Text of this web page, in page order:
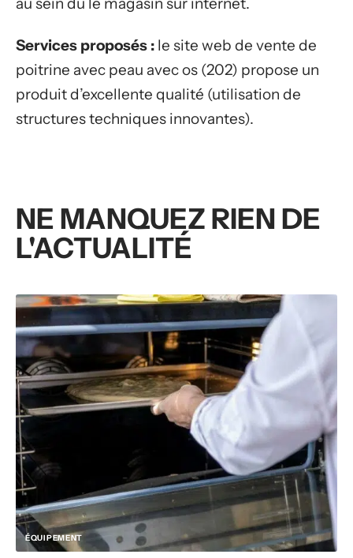
Services proposés : le site web de vente de
poitrine avec peau avec os (202) propose un
produit d’excellente qualité (utilisation de
structures techniques innovantes).
NE MANQUEZ RIEN DE
L'ACTUALITÉ
ÉQUIPEMENT